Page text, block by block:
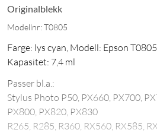
Originalblekk
Modellnr: T0805
Farge: lys cyan, Modell: Epson
Kapasitet: 7,4 ml
Passer bl.a.:
Stylus Photo P50, PX660, PX700,
PX800, PX820, PX830
R265, R285, R360, RX560, RX585,